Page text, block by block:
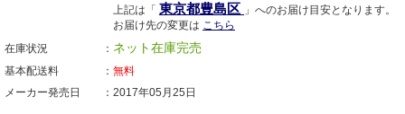
上記は「 東京都豊島区 」へのお届け目安となります。
お届け先の変更は こちら
在庫状況
ネット在庫完売
基本配送料
無料
メーカー発売日
2017年05月25日